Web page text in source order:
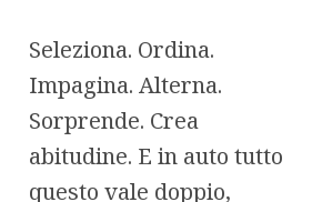
Seleziona. Ordina.
Impagina. Alterna.
Sorprende. Crea
abitudine. E in auto tutto
questo vale doppio,